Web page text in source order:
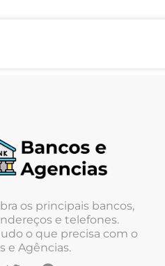
os principais bancos,
e telefones.
o que precisa com o
e Agências.